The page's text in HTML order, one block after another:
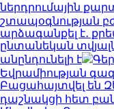
ներդրումային
շտապօգնության
արձագանքել է․
ընտանեկան
անընդունելի է
Եվրամիության
Բացահայտվել են
դաշնակցի հետ